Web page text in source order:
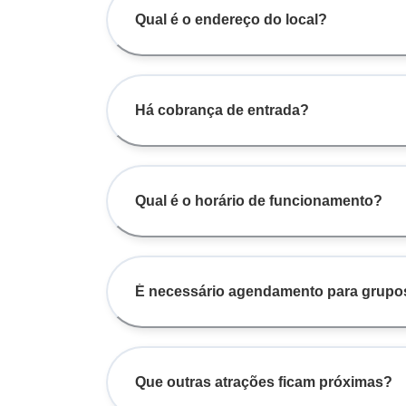
Qual é o endereço do local?
Há cobrança de entrada?
Qual é o horário de funcionamento?
É necessário agendamento para
Que outras atrações ficam próximas?